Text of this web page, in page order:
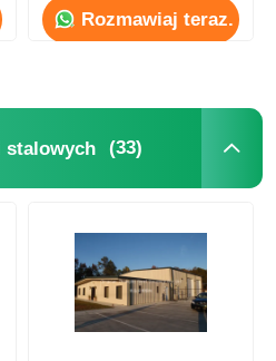
Rozmawiaj teraz.
stalowych (33)